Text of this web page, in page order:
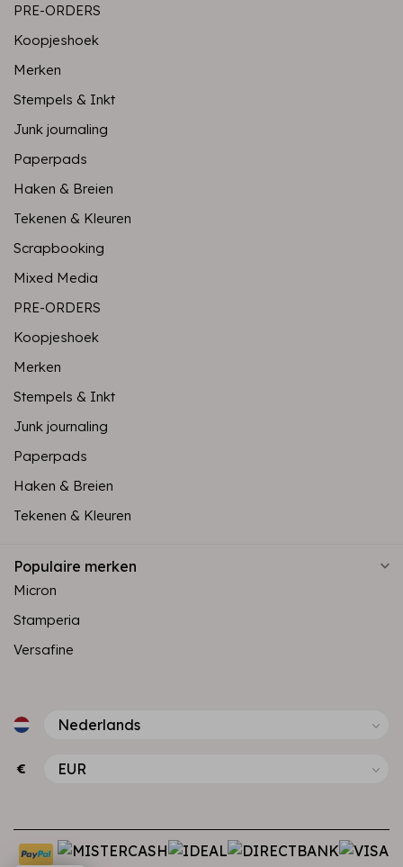
PRE-ORDERS
Koopjeshoek
Merken
Stempels & Inkt
Junk journaling
Paperpads
Haken & Breien
Tekenen & Kleuren
Scrapbooking
Mixed Media
PRE-ORDERS
Koopjeshoek
Merken
Stempels & Inkt
Junk journaling
Paperpads
Haken & Breien
Tekenen & Kleuren
Populaire merken
Micron
Stamperia
Versafine
€